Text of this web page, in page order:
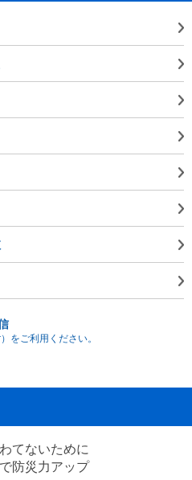
をご利用ください。
てないために
防災力アップ